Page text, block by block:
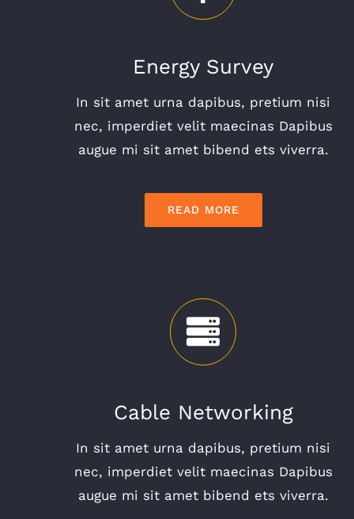
Energy Survey
In sit amet urna dapibus, pretium nisi
nec, imperdiet velit maecinas Dapibus
augue mi sit amet bibend ets viverra.
READ MORE
Cable Networking
In sit amet urna dapibus, pretium nisi
nec, imperdiet velit maecinas Dapibus
augue mi sit amet bibend ets viverra.